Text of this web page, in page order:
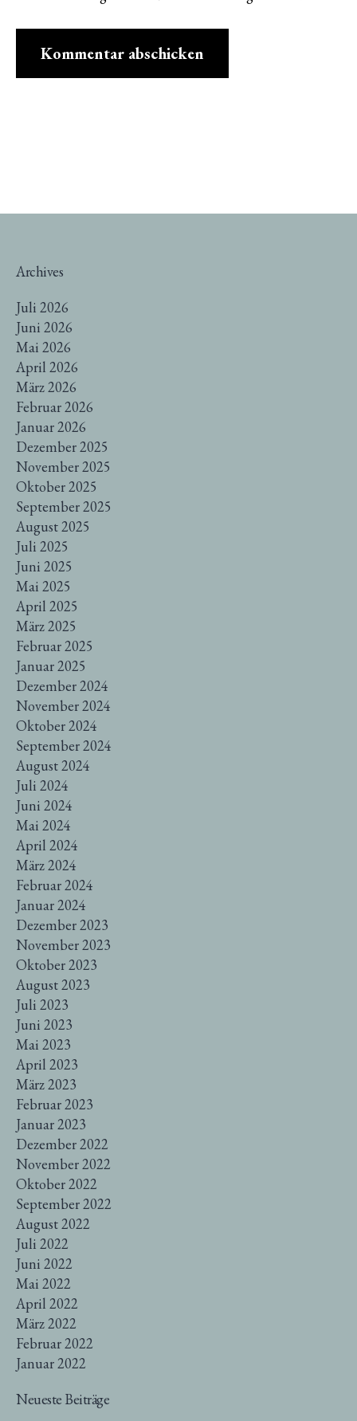
Archives
Juli 2026
Juni 2026
Mai 2026
April 2026
März 2026
Februar 2026
Januar 2026
Dezember 2025
November 2025
Oktober 2025
September 2025
August 2025
Juli 2025
Juni 2025
Mai 2025
April 2025
März 2025
Februar 2025
Januar 2025
Dezember 2024
November 2024
Oktober 2024
September 2024
August 2024
Juli 2024
Juni 2024
Mai 2024
April 2024
März 2024
Februar 2024
Januar 2024
Dezember 2023
November 2023
Oktober 2023
August 2023
Juli 2023
Juni 2023
Mai 2023
April 2023
März 2023
Februar 2023
Januar 2023
Dezember 2022
November 2022
Oktober 2022
September 2022
August 2022
Juli 2022
Juni 2022
Mai 2022
April 2022
März 2022
Februar 2022
Januar 2022
Neueste Beiträge